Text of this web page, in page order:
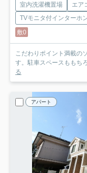
室内洗濯機置場 エア
TVモニタ付インターホ
敷0
こだわりポイント満載の
す。駐車スペースももち
る
アパート